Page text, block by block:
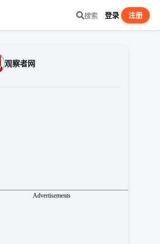
搜索 登录 注册
观察者网
Advertisements